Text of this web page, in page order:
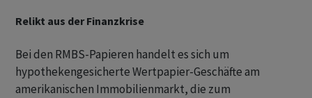
Relikt aus der Finanzkrise
Bei den RMBS-Papieren handelt es sich um
hypothekengesicherte Wertpapier-Geschäfte am
amerikanischen Immobilienmarkt, die zum